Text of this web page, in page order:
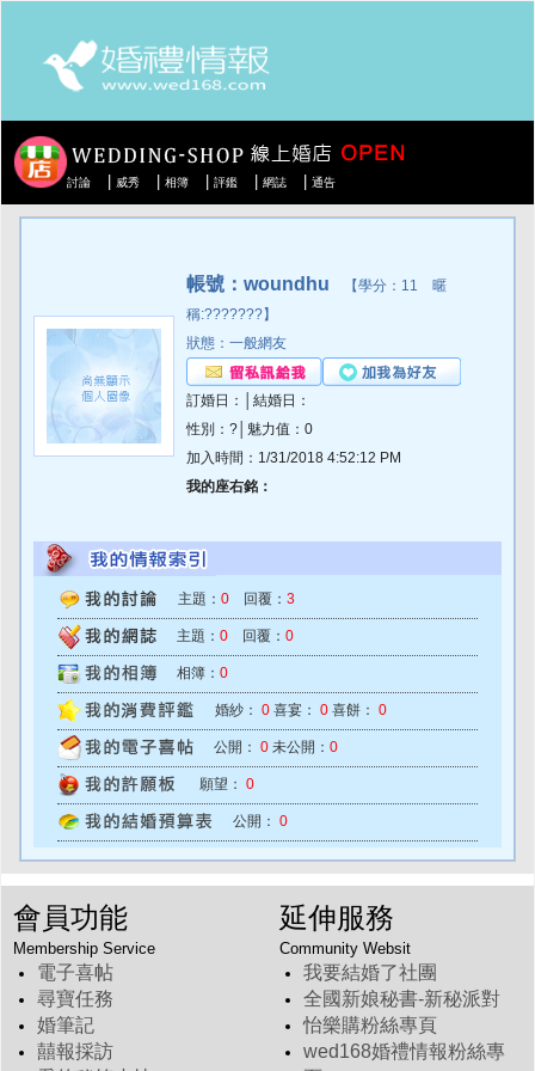
討論 威秀 相簿 評鑑 網誌 通告
帳號：woundhu 【學分：11 暱
稱:???????】
狀態：一般網友
訂婚日：│結婚日：
性別：?│魅力值：0
加入時間：1/31/2018 4:52:12 PM
我的座右銘：
主題： 0 回覆： 3
主題： 0 回覆： 0
相簿： 0
婚紗： 0 喜宴： 0 喜餅： 0
公開： 0 未公開： 0
願望： 0
公開： 0
會員功能
Membership Service
電子喜帖
尋寶任務
婚筆記
囍報採訪
延伸服務
Community Websit
我要結婚了社團
全國新娘秘書-新秘派對
怡樂購粉絲專頁
wed168婚禮情報粉絲專